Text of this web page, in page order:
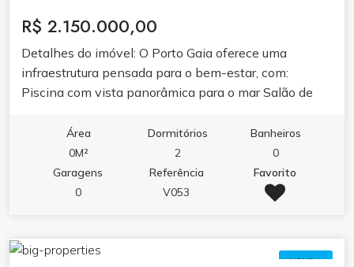
R$ 2.150.000,00
Detalhes do imóvel: O Porto Gaia oferece uma
infraestrutura pensada para o bem-estar, com:
Piscina com vista panorâmica para o mar Salão de
toda a família Academia completa Ambientes
comuns com acabamento de excelência e design
contemporâneo Os apartamentos foram projetados
para unir conforto, funcionalidade e sofisticação. Com
ambientes integrados e plantas que valorizam cada
Área
0M²
Dormitórios
2
Banheiros
0
Garagens
0
Referência
V053
Favorito
VENDA